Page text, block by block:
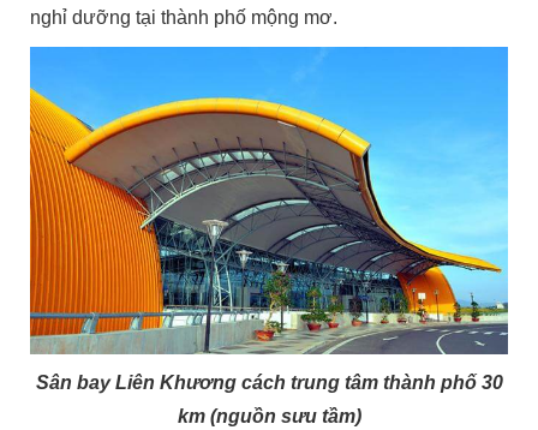
nghỉ dưỡng tại thành phố mộng mơ.
Sân bay Liên Khương cách trung tâm thành phố 30
km (nguồn sưu tầm)